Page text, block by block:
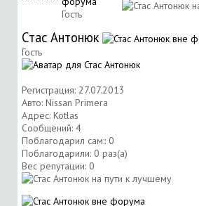
Гость
Стас Антонюк
Гость
Регистрация: 27.07.2013
Авто: Nissan Primera
Адрес: Kotlas
Сообщений: 4
Поблагодарил сам:: 0
Поблагодарили: 0 раз(а)
Вес репутации: 0